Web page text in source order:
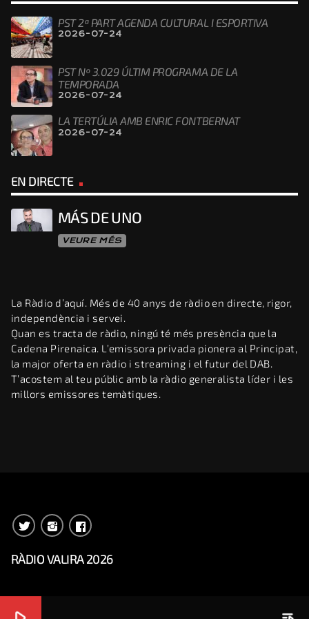
PST 2ª PART AGENDA CULTURAL I ESPORTIVA
2026-07-24
PST Nº 3.029 ÚLTIM PROGRAMA DE LA
TEMPORADA
2026-07-24
LA TERTÚLIA AMB ENRIC FONTBERNAT
2026-07-24
EN DIRECTE
MÁS DE UNO
VEURE MÉS
La Ràdio d’aquí. Més de 40 anys de ràdio en directe, rigor,
independència i servei.
Quan es tracta de ràdio, ningú té més presència que la
Cadena Pirenaica. L’emissora privada pionera al Principat,
la major oferta en ràdio i streaming i el futur del DAB.
T’acostem al teu públic amb la ràdio generalista líder i les
millors emissores temàtiques.
RÀDIO VALIRA 2026